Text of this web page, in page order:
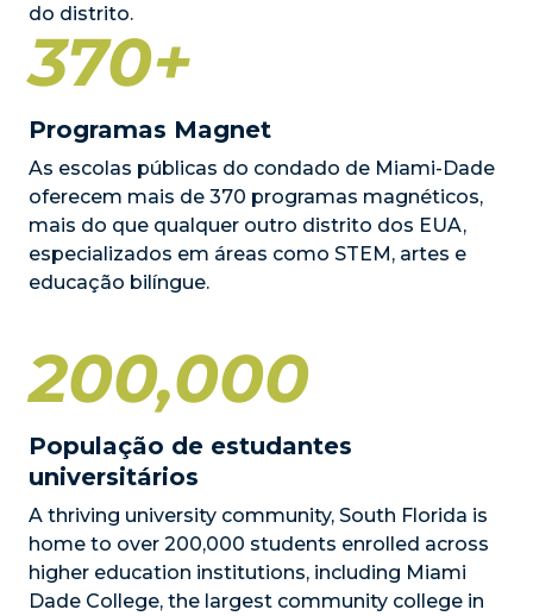
do distrito.
370+
Programas Magnet
As escolas públicas do condado de Miami-Dade
oferecem mais de 370 programas magnéticos,
mais do que qualquer outro distrito dos EUA,
especializados em áreas como STEM, artes e
educação bilíngue.
200,000
População de estudantes
universitários
A thriving university community, South Florida is
home to over 200,000 students enrolled across
higher education institutions, including Miami
Dade College, the largest community college in